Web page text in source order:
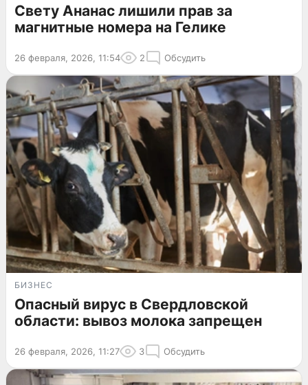
Свету Ананас лишили прав за
магнитные номера на Гелике
26 февраля, 2026, 11:54 2 Обсудить
БИЗНЕС
Опасный вирус в Свердловской
области: вывоз молока запрещен
26 февраля, 2026, 11:27 3 Обсудить